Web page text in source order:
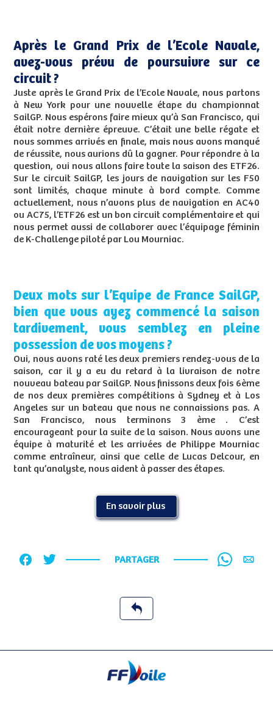
Après le Grand Prix de l’Ecole Navale,
avez-vous prévu de poursuivre sur ce
circuit ?
Juste après le Grand Prix de l’Ecole Navale, nous partons
à New York pour une nouvelle étape du championnat
SailGP. Nous espérons faire mieux qu’à San Francisco, qui
était notre dernière épreuve. C’était une belle régate et
nous sommes arrivés en finale, mais nous avons manqué
de réussite, nous aurions dû la gagner. Pour répondre à la
question, oui nous allons faire toute la saison des ETF26.
Sur le circuit SailGP, les jours de navigation sur les F50
sont limités, chaque minute à bord compte. Comme
actuellement, nous n’avons plus de navigation en AC40
ou AC75, l’ETF26 est un bon circuit complémentaire et qui
nous permet aussi de collaborer avec l’équipage féminin
de K-Challenge piloté par Lou Mourniac.
Deux mots sur l’Equipe de France SailGP,
bien que vous ayez commencé la saison
tardivement, vous semblez en pleine
possession de vos moyens ?
Oui, nous avons raté les deux premiers rendez-vous de la
saison, car il y a eu du retard à la livraison de notre
nouveau bateau par SailGP. Nous finissons deux fois 6ème
de nos deux premières compétitions à Sydney et à Los
Angeles sur un bateau que nous ne connaissions pas. A
San Francisco, nous terminons 3 ème . C’est
encourageant pour la suite de la saison. Nous avons une
équipe à maturité et les arrivées de Philippe Mourniac
comme entraîneur, ainsi que celle de Lucas Delcour, en
tant qu’analyste, nous aident à passer des étapes.
En savoir plus
PARTAGER